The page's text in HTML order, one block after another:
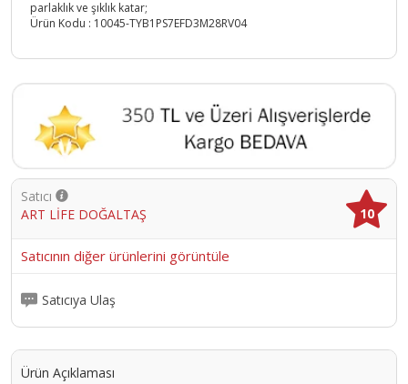
parlaklık ve şıklık katar;
Ürün Kodu : 10045-TYB1PS7EFD3M28RV04
Satıcı
ART LİFE DOĞALTAŞ
10
Satıcının diğer ürünlerini görüntüle
Satıcıya Ulaş
Ürün Açıklaması